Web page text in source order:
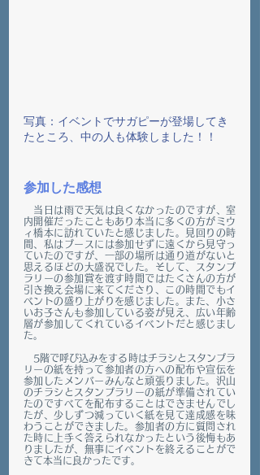
写真：イベントでサガピーが登場してき
たところ、中の人も体験しました！！
参加した感想
当日は雨で天気は良くなかったのですが、室
内開催だったこともあり本当に多くの方がミウ
ィ橋本に訪れていたと感じました。見回りの時
間、私はブースには参加せずに遠くから見守っ
ていたのですが、一部の場所は通り道がないと
思えるほどの大盛況でした。そして、スタンプ
ラリーの参加賞を渡す時間ではたくさんの方が
引き換え会場に来てくださり、この時間でもイ
ベントの盛り上がりを感じました。また、小さ
いお子さんも参加している姿が見え、広い年齢
層が参加してくれているイベントだと感じまし
た。
5階で呼び込みをする時はチラシとスタンプラ
リーの紙を持って参加者の方への配布や宣伝を
参加したメンバーみんなと頑張りました。沢山
のチラシとスタンプラリーの紙が準備されてい
たのですべてを配布することはできませんでし
たが、少しずつ減っていく紙を見て達成感を味
わうことができました。参加者の方に質問され
た時に上手く答えられなかったという後悔もあ
りましたが、無事にイベントを終えることがで
きて本当に良かったです。